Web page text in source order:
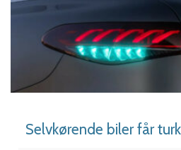
Selvkørende biler får